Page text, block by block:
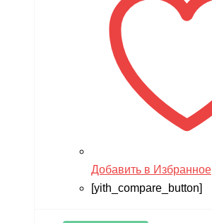
Добавить в Избранное
[yith_compare_button]